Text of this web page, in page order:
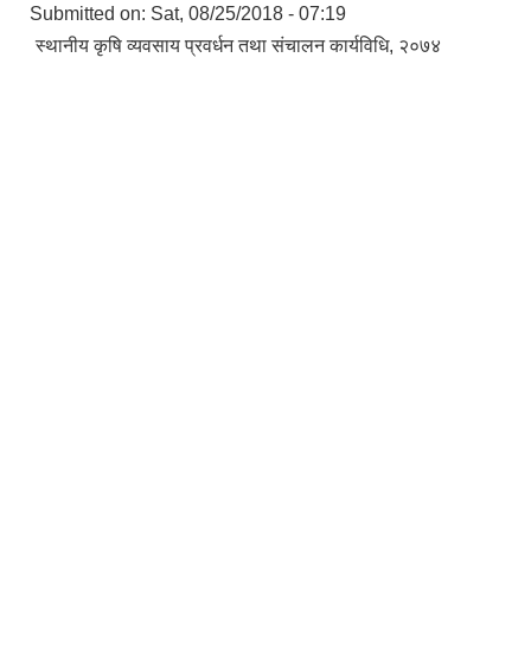
Submitted on: Sat, 08/25/2018 - 07:19
स्थानीय कृषि व्यवसाय प्रवर्धन तथा संचालन कार्यविधि, २०७४